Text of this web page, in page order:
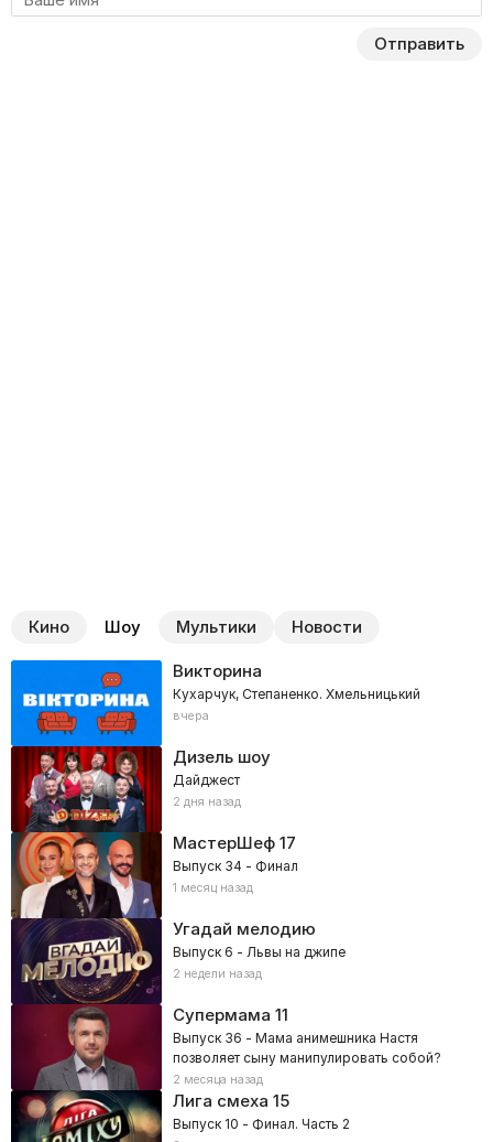
Отправить
Кино Шоу Мультики Новости
Викторина
Кухарчук, Степаненко. Хмельницький
вчера
Дизель шоу
Дайджест
2 дня назад
МастерШеф17
Выпуск 34 - Финал
1 месяц назад
Угадай мелодию
Выпуск 6 - Львы на джипе
2 недели назад
Супермама 11
Выпуск 36 - Мама анимешника Настя
позволяет сыну манипулировать собой?
2 месяца назад
Лига смеха 15
Выпуск 10 - Финал. Часть 2